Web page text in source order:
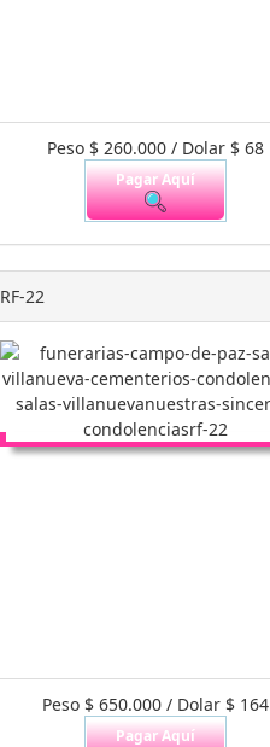
Peso $ 260.000 / Dolar $ 68
Pagar Aquí
RF-22
Peso $ 650.000 / Dolar $ 164
Pagar Aquí